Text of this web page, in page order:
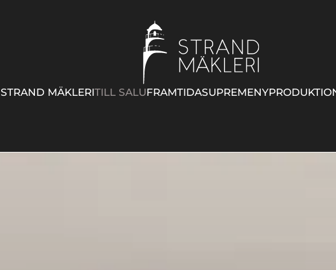
STRAND MÄKLERITILL SALUFRAMTIDASUPREME